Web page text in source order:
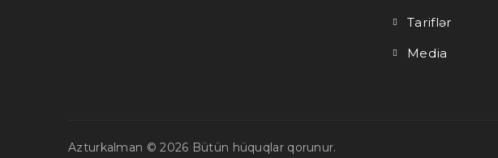
Tariflər
Media
Azturkalman © 2026 Bütün hüquqlar qorunur.